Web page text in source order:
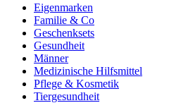
Eigenmarken
Familie & Co
Geschenksets
Gesundheit
Männer
Medizinische Hilfsmittel
Pflege & Kosmetik
Tiergesundheit